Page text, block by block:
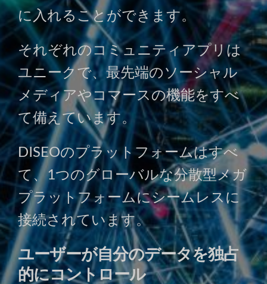
に入れることができます。
それぞれのコミュニティアプリは
ユニークで、最先端のソーシャル
メディアやコマースの機能をすべ
て備えています。
DISEOのプラットフォームはすべ
て、1つのグローバルな分散型メガ
プラットフォームにシームレスに
接続されています。
ユーザーが自分のデータを独占
的にコントロール